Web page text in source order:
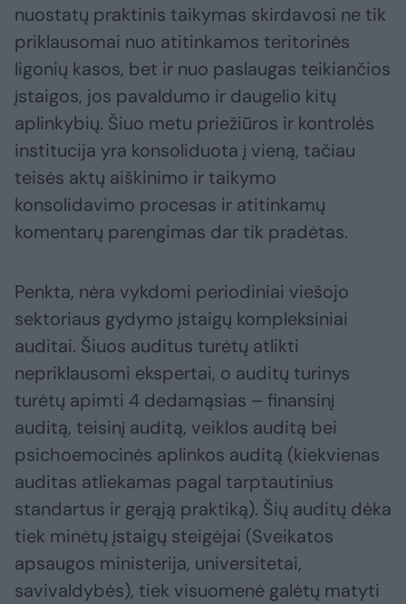
nuostatų praktinis taikymas skirdavosi ne tik
priklausomai nuo atitinkamos teritorinės
ligonių kasos, bet ir nuo paslaugas teikiančios
įstaigos, jos pavaldumo ir daugelio kitų
aplinkybių. Šiuo metu priežiūros ir kontrolės
institucija yra konsoliduota į vieną, tačiau
teisės aktų aiškinimo ir taikymo
konsolidavimo procesas ir atitinkamų
komentarų parengimas dar tik pradėtas.
Penkta, nėra vykdomi periodiniai viešojo
sektoriaus gydymo įstaigų kompleksiniai
auditai. Šiuos auditus turėtų atlikti
nepriklausomi ekspertai, o auditų turinys
turėtų apimti 4 dedamąsias – finansinį
auditą, teisinį auditą, veiklos auditą bei
psichoemocinės aplinkos auditą (kiekvienas
auditas atliekamas pagal tarptautinius
standartus ir gerąją praktiką). Šių auditų dėka
tiek minėtų įstaigų steigėjai (Sveikatos
apsaugos ministerija, universitetai,
savivaldybės), tiek visuomenė galėtų matyti